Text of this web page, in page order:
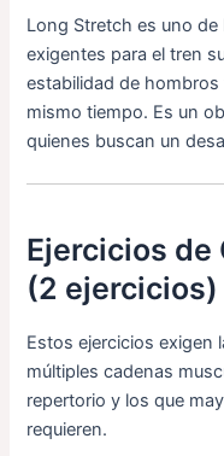
Long Stretch es uno
exigentes para el tren
estabilidad de
mismo tiempo. Es un
quienes buscan un
Ejercicios de
(2 ejercicios)
Estos ejercicios exigen
múltiples cadenas
repertorio y los que
requieren.